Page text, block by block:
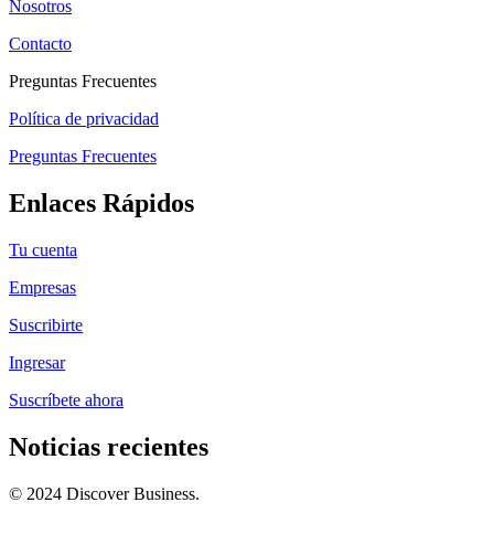
Nosotros
Contacto
Preguntas Frecuentes
Política de privacidad
Preguntas Frecuentes
Enlaces Rápidos
Tu cuenta
Empresas
Suscribirte
Ingresar
Suscríbete ahora
Noticias recientes
© 2024 Discover Business.